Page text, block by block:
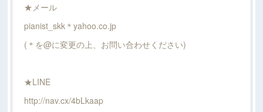
★メール
pianist_skk＊yahoo.co.jp
(＊を@に変更の上、お問い合わせください)
★LINE
http://nav.cx/4bLkaap